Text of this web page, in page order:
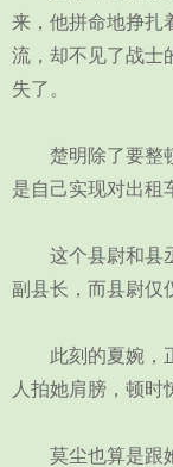
来，他拼命地挣扎
流，却不见了战士
失了。
楚明除了要整顿
是自己实现对出租
这个县尉和县丞
副县长，而县尉仅
此刻的夏婉，正
人拍她肩膀，顿时
莫尘也算是跟她